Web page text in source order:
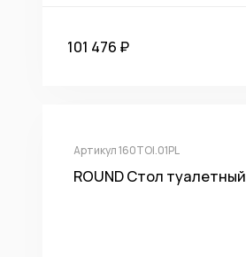
101 476 ₽
Артикул 160TOI.01PL
ROUND Стол туалетный